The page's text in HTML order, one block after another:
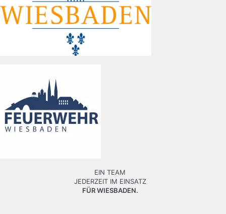
EIN TEAM
JEDERZEIT IM EINSATZ
FÜR WIESBADEN.